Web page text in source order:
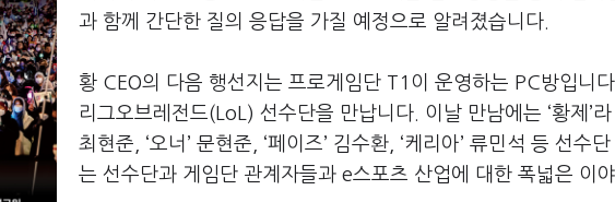
과 함께 간단한 질의 응답을 가질 예정으로 알려졌습니다
황 CEO의 다음 행선지는 프로게임단 T1 이 운영하는 PC방입니다
리그오브레전드(LoL) 선수단을 만납니다 이날 만남에는 ‘황제 ’
최현준 , ‘오너 ’ 문현준 , ‘페이즈’ 김수환 , ‘케리아’ 류민석 등 선수단
는 선수단과 게임단 관계자들과 e스포츠 산업에 대한 폭넓은 이